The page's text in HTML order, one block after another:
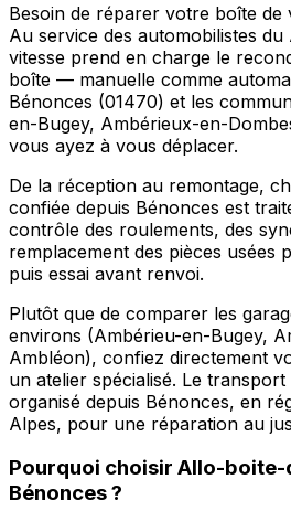
Besoin de réparer votre boîte de
Au service des automobilistes
vitesse prend en charge le
boîte — manuelle comme
Bénonces (01470) et les
en-Bugey, Ambérieux-en-
vous ayez à vous déplacer.
De la réception au remontage,
confiée depuis Bénonces est
contrôle des roulements, des
remplacement des pièces usées
puis essai avant renvoi.
Plutôt que de comparer les
environs (Ambérieu-en-Bugey,
Ambléon), confiez directement
un atelier spécialisé. Le
organisé depuis Bénonces, en
Alpes, pour une réparation au
Pourquoi choisir Allo-boite-
Bénonces?